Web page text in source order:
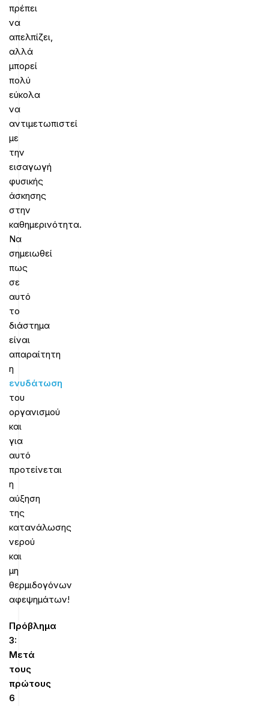
πρέπει
να
απελπίζει,
αλλά
μπορεί
πολύ
εύκολα
να
αντιμετωπιστεί
με
την
εισαγωγή
φυσικής
άσκησης
στην
καθημερινότητα.
Να
σημειωθεί
πως
σε
αυτό
το
διάστημα
είναι
απαραίτητη
η
ενυδάτωση
του
οργανισμού
και
για
αυτό
προτείνεται
η
αύξηση
της
κατανάλωσης
νερού
και
μη
θερμιδογόνων
αφεψημάτων!
Πρόβλημα
3:
Μετά
τους
πρώτους
6